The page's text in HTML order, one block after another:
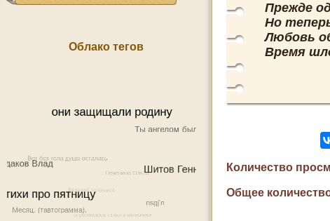
Облако тегов
Прежде
Но
Любовь
Время
Количество
Общее